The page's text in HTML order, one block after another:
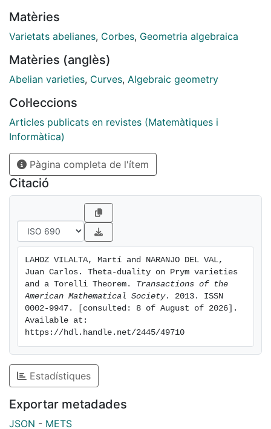
where $V^2$ is the Brill-Noether locus of $P$
associated to $\pi$ considered by Welters. As an
the fact that the symmetric product $D^{(g)}$ of a
curve $D$ of genus $g$ determines the curve.
Matèries
Varietats abelianes, Corbes, Geometria algebraica
Matèries (anglès)
Abelian varieties, Curves, Algebraic geometry
Col·leccions
Articles publicats en revistes (Matemàtiques i
Informàtica)
Pàgina completa de l'ítem
Citació
LAHOZ VILALTA, Martí and NARANJO DEL VAL,
Juan Carlos. Theta-duality on Prym varieties
and a Torelli Theorem. Transactions of the
American Mathematical Society. 2013. ISSN
0002-9947. [consulted: 8 of August of 2026].
Available at:
https://hdl.handle.net/2445/49710
Estadístiques
Exportar metadades
JSON - METS